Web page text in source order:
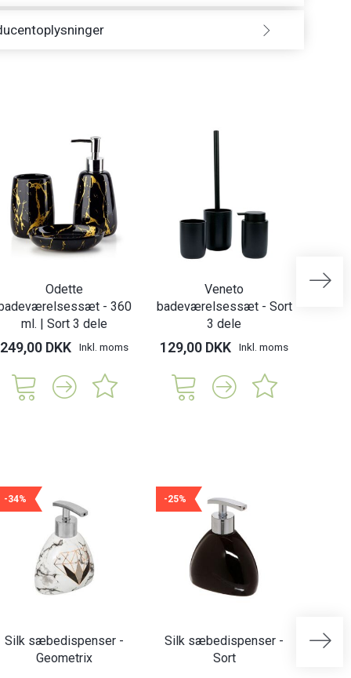
Odette
- 360
ml. | Sort 3 dele
249,00 DKK Inkl. moms
Veneto
badeværelsessæt - Sort
3 dele
129,00 DKK Inkl. moms
-34%
Silk sæbedispenser -
Geometrix
-25%
Silk sæbedispenser -
Sort